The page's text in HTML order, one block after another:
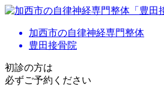
加西市の自律神経専門整体
豊田接骨院
初診の方は
必ずご予約ください